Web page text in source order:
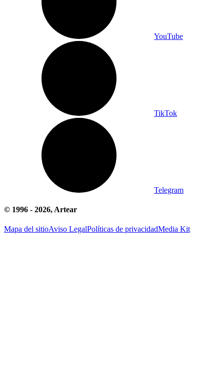
YouTube
TikTok
Telegram
© 1996 - 2026, Artear
Mapa del sitioAviso LegalPolíticas de privacidadMedia Kit